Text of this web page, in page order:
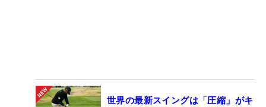
世界の最新スイングは「圧縮」がキ